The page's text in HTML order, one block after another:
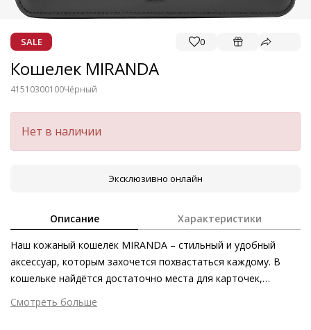
SALE 0
Кошелек MIRANDA
41510300100Чёрный
Нет в наличии
Эксклюзивно онлайн
Описание Характеристики
Наш кожаный кошелёк MIRANDA – стильный и удобный
аксессуар, которым захочется похвастаться каждому. В
кошельке найдётся достаточно места для карточек,
документов, денег и не только. Молния по всему периметру
кошелька сохранит всё не только под рукой, но и под
Смотреть больше